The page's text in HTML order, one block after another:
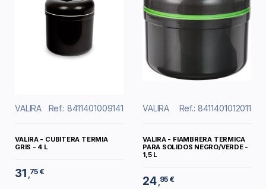
VALIRA Ref.: 8411401009141
VALIRA - CUBITERA TERMIA
GRIS - 4 L
31 ,75 €
VALIRA Ref.: 8411401012011
VALIRA - FIAMBRERA TERMICA
PARA SOLIDOS NEGRO/VERDE -
1,5 L
24 ,95 €